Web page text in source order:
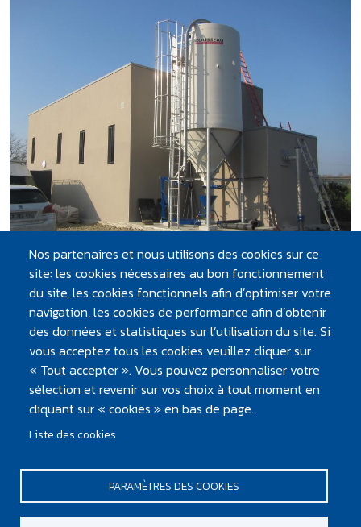
ÇA PEUT VOUS INTÉRESSER
EN CHANTIER
TRAVAUX BASSE-GOULAINE - VERTOU :
DOUBLEMENT DU RÉSEAU D'EAU POTABLE
PLANNING PRÉVISIONNEL DES
TRAVAUX TÉLÉCHARGER LE LIVRET DE
PIED DE PAGE
Nos partenaires et nous utilisons des cookies sur ce
site: les cookies nécessaires au bon fonctionnement
du site, les cookies fonctionnels afin d’optimiser votre
navigation, les cookies de performance afin d’obtenir
des données et statistiques sur l’utilisation du site. Si
vous acceptez tous les cookies veuillez cliquer sur
« Tout accepter ». Vous pouvez personnaliser votre
sélection et revenir sur vos choix à tout moment en
cliquant sur « cookies » en bas de page.
Liste des cookies
PARAMÈTRES DES COOKIES